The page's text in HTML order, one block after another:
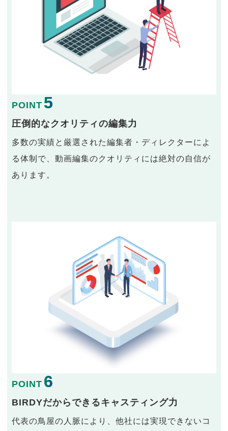
POINT 5
圧倒的なクオリティの編集力
多数の実績と厳選された編集者・ディレクターによ
る体制で、動画編集のクオリティには絶対の自信が
あります。
POINT 6
BIRDYだからできるキャスティング力
代表の鳥屋の人脈により、他社には実現できないコ